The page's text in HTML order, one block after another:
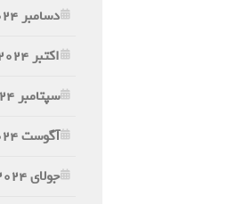
دسامبر 2024
اکتبر 2024
سپتامبر 2024
آگوست 2024
جولای 2024